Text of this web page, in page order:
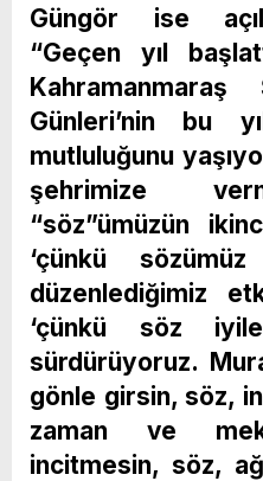
Güngör ise
“Geçen yıl
Günleri’nin bu
mutluluğunu
şehrimize
“söz”ümüzün
‘çünkü
düzenlediğimiz
‘çünkü söz
sürdürüyoruz.
gönle girsin, söz,
zaman ve
incitmesin, söz,